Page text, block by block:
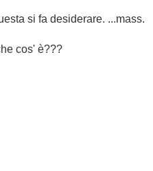
si fa desiderare. ...mass.
cos' è???